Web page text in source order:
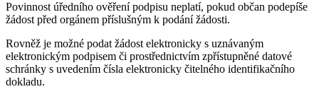
Povinnost úředního ověření podpisu neplatí, pokud občan podepíše
žádost před orgánem příslušným k podání žádosti.
Rovněž je možné podat žádost elektronicky s uznávaným
elektronickým podpisem či prostřednictvím zpřístupněné datové
schránky s uvedením čísla elektronicky čitelného identifikačního
dokladu.